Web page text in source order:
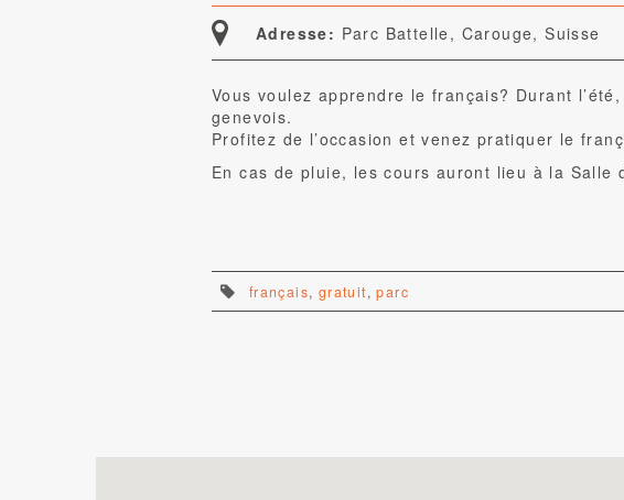
Adresse: Parc Battelle, Carouge, Suisse
Vous voulez apprendre le français? Durant
genevois.
Profitez de l’occasion et venez pratiquer le
En cas de pluie, les cours auront lieu à la Salle
français, gratuit,parc